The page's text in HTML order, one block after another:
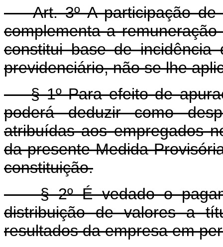
Art. 3º A participação de
complementa a
constitui base de incidência
previdenciário, não se lhe
§ 1º Para efeito de
poderá deduzir como
atribuídas aos empregados
da presente Medida
constituição.
§ 2º É vedado o
distribuição de valores a
resultados da empresa em